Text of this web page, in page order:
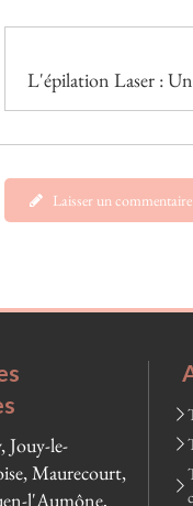
Laisser un commentaire
Jouy-le-
Maurecourt,
l'Aumône,